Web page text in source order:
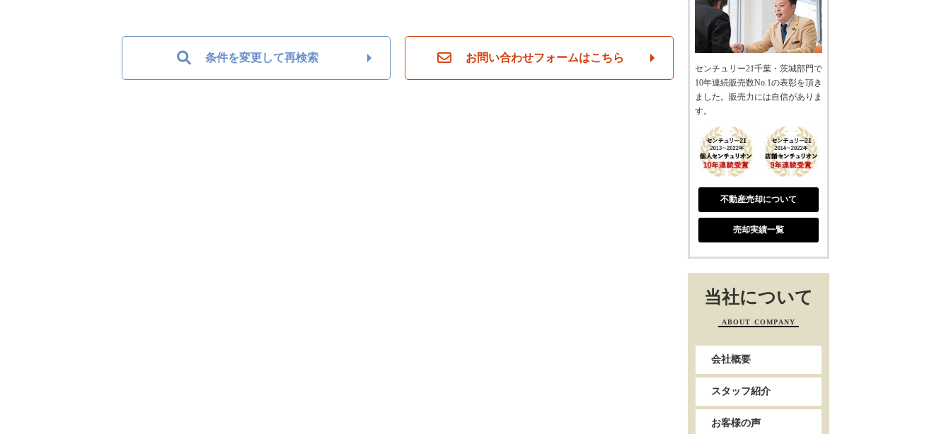
条件を変更して再検索 お問い合わせフォームはこちら
センチュリー21千葉・茨城部門で
10年連続販売数No.1の表彰を頂き
ました。販売力には自信がありま
す。
不動産売却について
売却実績一覧
当社について
ABOUT COMPANY
会社概要
スタッフ紹介
お客様の声